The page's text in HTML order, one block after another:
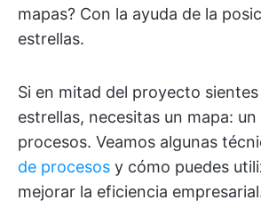
mapas? Con la ayuda de la
estrellas.
Si en mitad del proyecto
estrellas, necesitas un mapa:
procesos. Veamos algunas
de procesos y cómo puedes
mejorar la eficiencia